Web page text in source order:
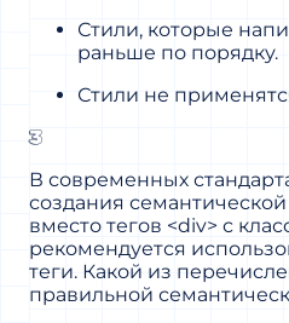
Стили, которые
раньше по порядку.
Стили не
3
В современных
создания
вместо тегов <div> с
рекомендуется
теги. Какой из
правильной